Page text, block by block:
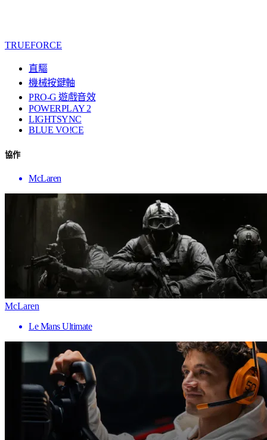
TRUEFORCE
直驅
機械按鍵軸
PRO-G 遊戲音效
POWERPLAY 2
LIGHTSYNC
BLUE VO!CE
協作
McLaren
McLaren
Le Mans Ultimate